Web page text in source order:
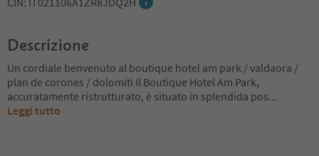
Descrizione
Un cordiale benvenuto al boutique hotel am park / valdaora /
plan de corones / dolomiti Il Boutique Hotel Am Park,
accuratamente ristrutturato, è situato in splendida pos...
Leggi tutto